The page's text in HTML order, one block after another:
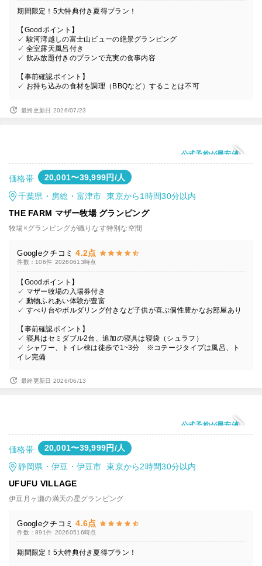
期間限定！5大特典付き夏得プラン！
【Goodポイント】
✓ 駿河湾越しの富士山ビューの絶景グランピング
✓ 全室露天風呂付き
✓ 飲み放題付きのプランで充実の食事内容
【事前確認ポイント】
✓ お持ち込みの食材を調理（BBQなど）することは不可
最終更新日 2026/07/23
公式予約が最安値
価格帯 20,001〜39,999円/人
千葉県・房総・富津市 東京から1時間30分以内
THE FARM マザー牧場 グランピング
牧場×グランピングが織りなす特別な空間
Googleクチコミ 4.2点
件数：106件 20260613時点
【Goodポイント】
✓ マザー牧場の入場券付き
✓ 動物ふれあい体験が豊富
✓ すべり台やボルダリング付きなど子供が喜ぶ個性豊かなお部屋あり
【事前確認ポイント】
✓ 寝具はセミダブル2台、追加の寝具は寝袋（シュラフ）
✓ シャワー、トイレ棟は徒歩で1~3分 ※コテージタイプは風呂、ト
イレ完備
最終更新日 2026/06/13
公式予約が最安値
価格帯 20,001〜39,999円/人
静岡県・伊豆・伊豆市 東京から2時間30分以内
UFUFU VILLAGE
伊豆月ヶ瀬の満天の星グランピング
Googleクチコミ 4.6点
件数：891件 20260516時点
期間限定！5大特典付き夏得プラン！